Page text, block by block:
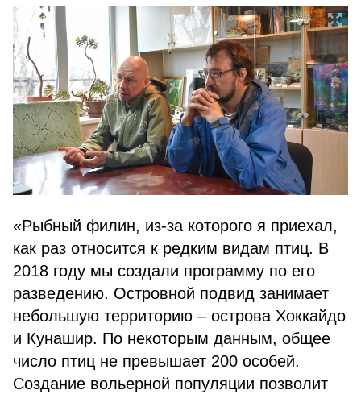
«Рыбный филин, из-за которого я приехал,
как раз относится к редким видам птиц. В
2018 году мы создали программу по его
разведению. Островной подвид занимает
небольшую территорию – острова Хоккайдо
и Кунашир. По некоторым данным, общее
число птиц не превышает 200 особей.
Создание вольерной популяции позволит